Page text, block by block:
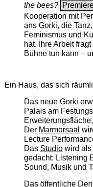
the bees?
Kooperation mit
ans Gorki, die
Feminismus und
hat. Ihre Arbeit
Bühne tun kann –
Ein Haus, das sich
Das neue Gorki
Palais am
Der Marmorsaal
Lecture
Das Studiowird als
gedacht: Listening
Sound, Musik und
Das öffentliche